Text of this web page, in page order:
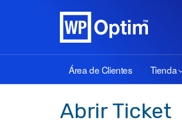
Área de Clientes Tienda
Abrir Ticket